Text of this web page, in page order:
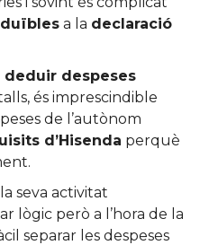
a la declaració
deduir despeses
és imprescindible
de l’autònom
d’Hisenda perquè
seva activitat
lògic però a l’hora de la
separar les despeses